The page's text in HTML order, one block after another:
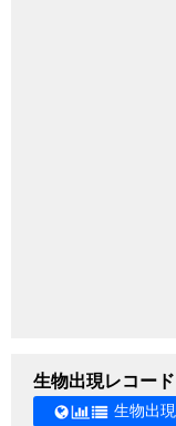
生物出現レコー
生物出